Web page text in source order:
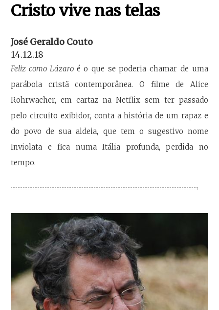
Cristo vive nas telas
José Geraldo Couto
14.12.18
Feliz como Lázaro é o que se poderia chamar de uma
parábola cristã contemporânea. O filme de Alice
Rohrwacher, em cartaz na Netflix sem ter passado
pelo circuito exibidor, conta a história de um rapaz e
do povo de sua aldeia, que tem o sugestivo nome
Inviolata e fica numa Itália profunda, perdida no
tempo.